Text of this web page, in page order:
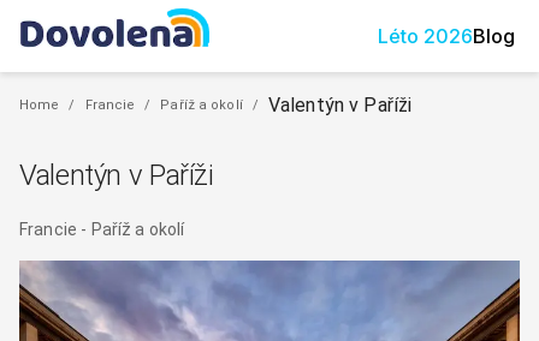
Léto 2026Blog
Home / Francie / Paříž a okolí / Valentýn v Paříži
Valentýn v Paříži
Francie - Paříž a okolí